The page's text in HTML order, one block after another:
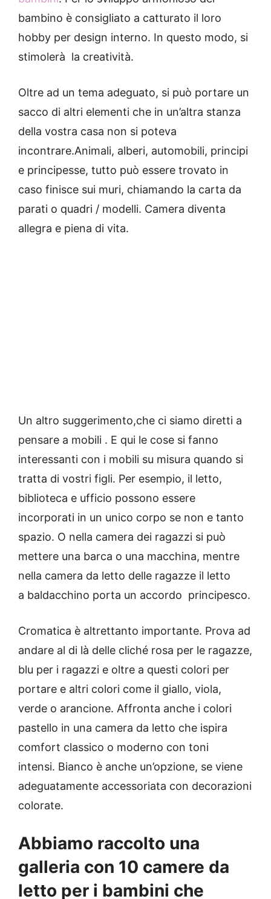
bambino è consigliato a catturato il loro
hobby per design interno. In questo modo, si
stimolerà la creatività.
Oltre ad un tema adeguato, si può portare un
sacco di altri elementi che in un’altra stanza
della vostra casa non si poteva
incontrare.Animali, alberi, automobili, principi
e principesse, tutto può essere trovato in
caso finisce sui muri, chiamando la carta da
parati o quadri / modelli. Camera diventa
allegra e piena di vita.
Un altro suggerimento,che ci siamo diretti a
pensare a mobili . E qui le cose si fanno
interessanti con i mobili su misura quando si
tratta di vostri figli. Per esempio, il letto,
biblioteca e ufficio possono essere
incorporati in un unico corpo se non e tanto
spazio. O nella camera dei ragazzi si può
mettere una barca o una macchina, mentre
nella camera da letto delle ragazze il letto
a baldacchino porta un accordo principesco.
Cromatica è altrettanto importante. Prova ad
andare al di là delle cliché rosa per le ragazze,
blu per i ragazzi e oltre a questi colori per
portare e altri colori come il giallo, viola,
verde o arancione. Affronta anche i colori
pastello in una camera da letto che ispira
comfort classico o moderno con toni
intensi. Bianco è anche un’opzione, se viene
adeguatamente accessoriata con decorazioni
colorate.
Abbiamo raccolto una
galleria con 10 camere da
letto per i bambini che